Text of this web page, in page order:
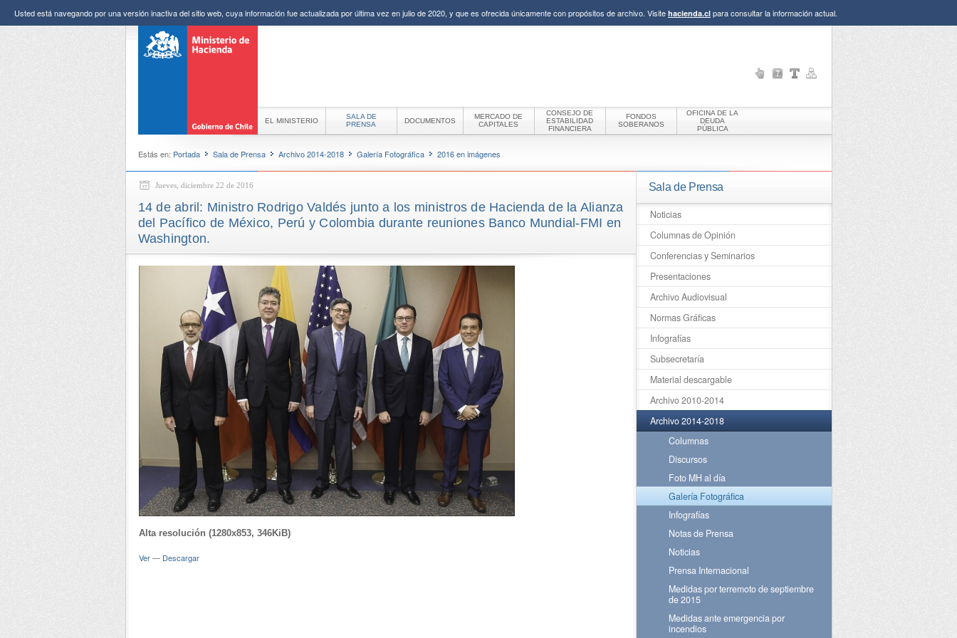
Usted está navegando por una versión inactiva del sitio web, cuya información fue actualizada por última vez en julio de 2020, y que es ofrecida únicamente con propósitos de archivo. Visite hacienda.cl para consultar la información actual.
EL MINISTERIO
SALA DE
PRENSA
DOCUMENTOS
MERCADO DE
CAPITALES
CONSEJO DE
ESTABILIDAD
FINANCIERA
FONDOS
SOBERANOS
OFICINA DE LA
DEUDA
PÚBLICA
Estás en: Portada Sala de Prensa Archivo 2014-2018 Galería Fotográfica 2016 en imágenes
Sala de Prensa
Noticias
Columnas de Opinión
Conferencias y Seminarios
Presentaciones
Archivo Audiovisual
Normas Gráficas
Infografías
Subsecretaría
Material descargable
Archivo 2010-2014
Archivo 2014-2018
Columnas
Discursos
Foto MH al día
Galería Fotográfica
Infografías
Notas de Prensa
Noticias
Prensa Internacional
Medidas por terremoto de septiembre
de 2015
Medidas ante emergencia por
incendios
Jueves, diciembre 22 de 2016
14 de abril: Ministro Rodrigo Valdés junto a los ministros de Hacienda de la Alianza
del Pacífico de México, Perú y Colombia durante reuniones Banco Mundial-FMI en
Washington.
Alta resolución (1280x853, 346KiB)
Ver— Descargar